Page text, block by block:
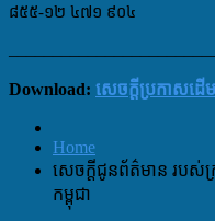
៨៥៥-១២ ៤៧១ ៩០៤
Download: សេចក្តីប្រកាសដើម
Home
សេចក្ដីជូនព័ត៌មាន របស់
កម្ពុជា